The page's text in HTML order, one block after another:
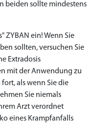
beiden sollte mindestens
ZYBAN ein! Wenn Sie
sollten, versuchen Sie
Extradosis
mit der Anwendung zu
als wenn Sie die
Sie niemals
Arzt verordnet
eines Krampfanfalls